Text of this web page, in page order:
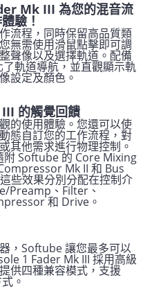
Mk III 為您的混音流
驗！
流程，同時保留高品質類
無需使用滑鼠點擊即可調
聲像以及選擇軌道。配備
軌道導航，並直觀顯示軌
設定及顏色。
的觸覺回饋
的使用體驗。您還可以使
態自訂您的工作流程，對
其他需求進行物理控制。
附 Softube 的 Core Mixing
Mk II 和 Bus
些效果分別分配在控制介
Preamp、Filter、
和 Drive。
，Softube 讓您最多可以
1 Fader Mk III 採用高級
供四種兼容模式，支援
。